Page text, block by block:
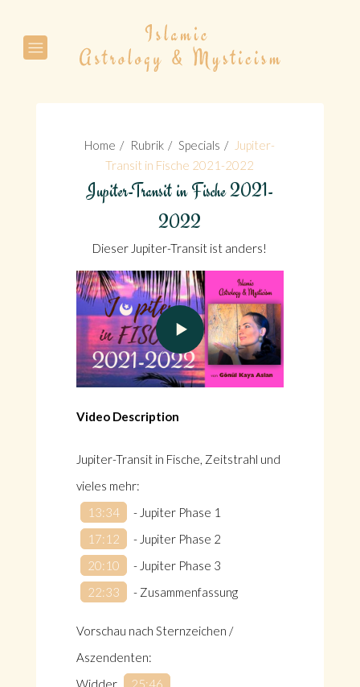
Home Rubrik Specials
Jupiter-
Transit in Fische 2021-2022
Jupiter-Transit in Fische 2021-
2022
Dieser Jupiter-Transit ist anders!
Video Description
Jupiter-Transit in Fische, Zeitstrahl und
vieles mehr:
13:34
​ - Jupiter Phase 1
17:12
​ - Jupiter Phase 2
20:10
​ - Jupiter Phase 3
22:33
​ - Zusammenfassung
Vorschau nach Sternzeichen /
Aszendenten:
Widder
25:46
​,